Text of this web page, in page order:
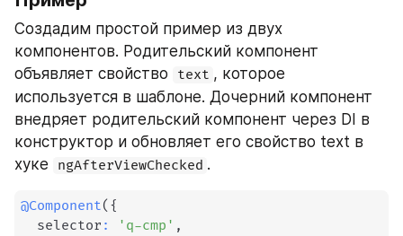
Создадим простой пример из двух
компонентов. Родительский компонент
объявляет свойство
text , которое
используется в шаблоне. Дочерний компонент
внедряет родительский компонент через DI в
конструктор и обновляет его свойство text в
хуке
ngAfterViewChecked .
@Component( {
  selector
: 'q-cmp' ,